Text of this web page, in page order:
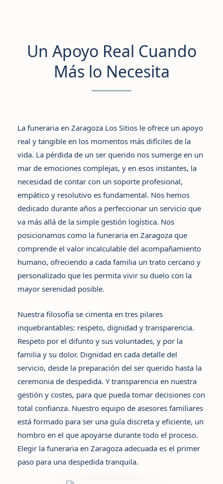
Un Apoyo Real Cuando
Más lo Necesita
La funeraria en Zaragoza Los Sitios le ofrece un apoyo
real y tangible en los momentos más difíciles de la
vida. La pérdida de un ser querido nos sumerge en un
mar de emociones complejas, y en esos instantes, la
necesidad de contar con un soporte profesional,
empático y resolutivo es fundamental. Nos hemos
dedicado durante años a perfeccionar un servicio que
va más allá de la simple gestión logística. Nos
posicionamos como la funeraria en Zaragoza que
comprende el valor incalculable del acompañamiento
humano, ofreciendo a cada familia un trato cercano y
personalizado que les permita vivir su duelo con la
mayor serenidad posible.
Nuestra filosofía se cimenta en tres pilares
inquebrantables: respeto, dignidad y transparencia.
Respeto por el difunto y sus voluntades, y por la
familia y su dolor. Dignidad en cada detalle del
servicio, desde la preparación del ser querido hasta la
ceremonia de despedida. Y transparencia en nuestra
gestión y costes, para que pueda tomar decisiones con
total confianza. Nuestro equipo de asesores familiares
está formado para ser una guía discreta y eficiente, un
hombro en el que apoyarse durante todo el proceso.
Elegir la funeraria en Zaragoza adecuada es el primer
paso para una despedida tranquila.